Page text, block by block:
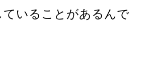
ていることがあるんで